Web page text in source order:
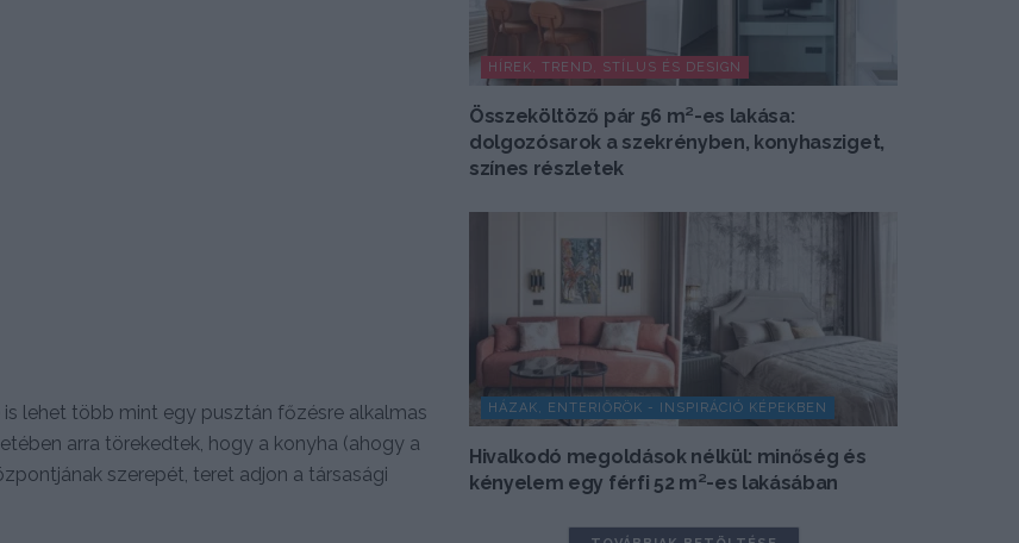
lehet több mint egy pusztán főzésre alkalmas
arra törekedtek, hogy a konyha (ahogy a
szerepét, teret adjon a társasági
HÍREK, TREND, STÍLUS ÉS DESIGN
Összeköltöző pár 56 m²-es lakása:
dolgozósarok a szekrényben, konyhasziget,
színes részletek
HÁZAK, ENTERIŐRÖK - INSPIRÁCIÓ KÉPEKBEN
Hivalkodó megoldások nélkül: minőség és
kényelem egy férfi 52 m²-es lakásában